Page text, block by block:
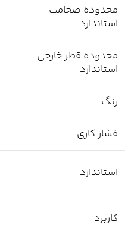
محدوده ضخامت
استاندارد
محدوده قطر خارجی
استاندارد
رنگ
فشار کاری
استاندارد
کاربرد